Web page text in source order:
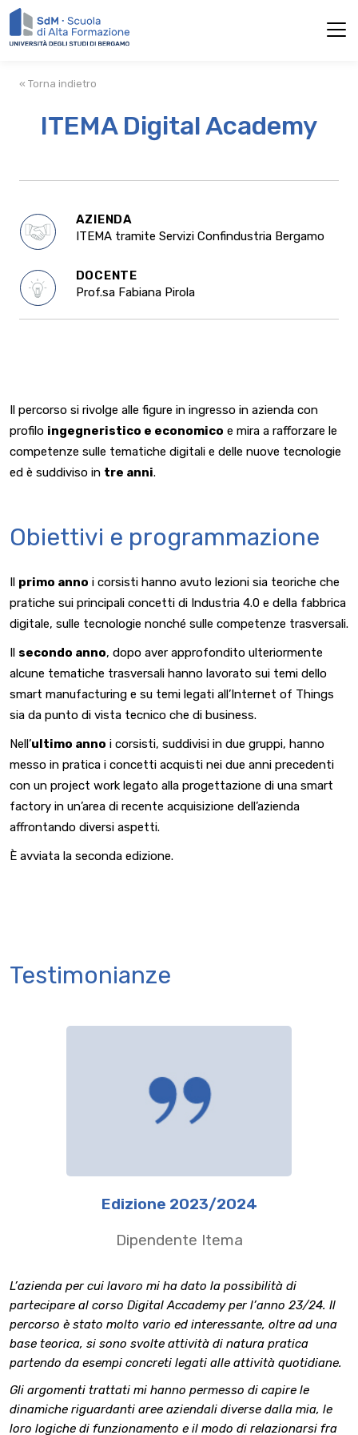
« Torna indietro
ITEMA Digital Academy
AZIENDA
ITEMA tramite Servizi Confindustria Bergamo
DOCENTE
Prof.sa Fabiana Pirola
Il percorso si rivolge alle figure in ingresso in azienda con
profilo ingegneristico e economico e mira a rafforzare le
competenze sulle tematiche digitali e delle nuove tecnologie
ed è suddiviso in tre anni.
Obiettivi e programmazione
Il primo anno i corsisti hanno avuto lezioni sia teoriche che
pratiche sui principali concetti di Industria 4.0 e della fabbrica
digitale, sulle tecnologie nonché sulle competenze trasversali.
Il secondo anno, dopo aver approfondito ulteriormente
alcune tematiche trasversali hanno lavorato sui temi dello
smart manufacturing e su temi legati all’Internet of Things
sia da punto di vista tecnico che di business.
Nell’ultimo anno i corsisti, suddivisi in due gruppi, hanno
messo in pratica i concetti acquisti nei due anni precedenti
con un project work legato alla progettazione di una smart
factory in un’area di recente acquisizione dell’azienda
affrontando diversi aspetti.
È avviata la seconda edizione.
Testimonianze
Edizione 2023/2024
Dipendente Itema
L’azienda per cui lavoro mi ha dato la possibilità di
partecipare al corso Digital Accademy per l’anno 23/24. Il
percorso è stato molto vario ed interessante, oltre ad una
base teorica, si sono svolte attività di natura pratica
partendo da esempi concreti legati alle attività quotidiane.
Gli argomenti trattati mi hanno permesso di capire le
dinamiche riguardanti aree aziendali diverse dalla mia, le
loro logiche di funzionamento e il modo di relazionarsi fra
Edizione 2023/2024
Dipendente Itema
Desidero esprimere il mio apprezzamento per il percorso di
formazione Itema Digital Academy a cui ho preso parte
durante l’anno 2023/2024. Il programma è stato
stimolante e mi ha permesso di affrontare, seppur su larga
scala, aspetti da me, fino ad ora, poco conosciuti e non
attualmente.
Ciò che ho trovato particolarmente prezioso è stata